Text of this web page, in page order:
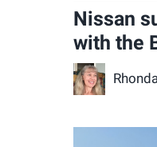
Nissan
with the
Rhonda